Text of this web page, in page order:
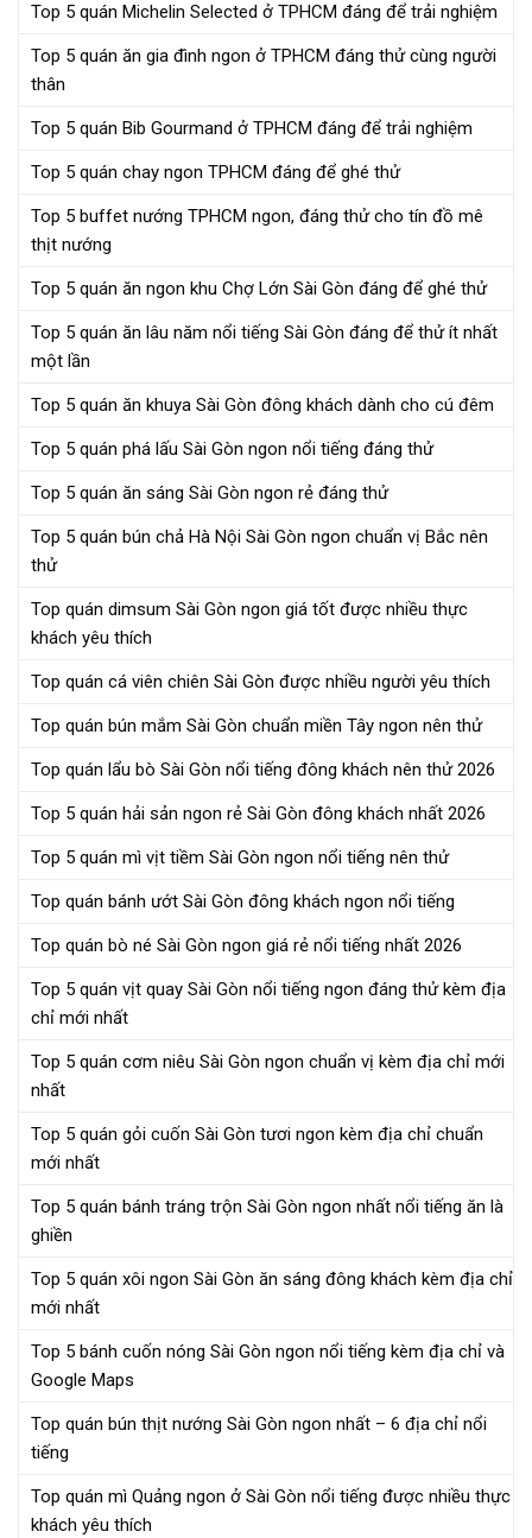
Top 5 quán Michelin Selected ở TPHCM đáng để trải nghiệm
Top 5 quán ăn gia đình ngon ở TPHCM đáng thử cùng người
thân
Top 5 quán Bib Gourmand ở TPHCM đáng để trải nghiệm
Top 5 quán chay ngon TPHCM đáng để ghé thử
Top 5 buffet nướng TPHCM ngon, đáng thử cho tín đồ mê
thịt nướng
Top 5 quán ăn ngon khu Chợ Lớn Sài Gòn đáng để ghé thử
Top 5 quán ăn lâu năm nổi tiếng Sài Gòn đáng để thử ít nhất
một lần
Top 5 quán ăn khuya Sài Gòn đông khách dành cho cú đêm
Top 5 quán phá lấu Sài Gòn ngon nổi tiếng đáng thử
Top 5 quán ăn sáng Sài Gòn ngon rẻ đáng thử
Top 5 quán bún chả Hà Nội Sài Gòn ngon chuẩn vị Bắc nên
thử
Top quán dimsum Sài Gòn ngon giá tốt được nhiều thực
khách yêu thích
Top quán cá viên chiên Sài Gòn được nhiều người yêu thích
Top quán bún mắm Sài Gòn chuẩn miền Tây ngon nên thử
Top quán lẩu bò Sài Gòn nổi tiếng đông khách nên thử 2026
Top 5 quán hải sản ngon rẻ Sài Gòn đông khách nhất 2026
Top 5 quán mì vịt tiềm Sài Gòn ngon nổi tiếng nên thử
Top quán bánh ướt Sài Gòn đông khách ngon nổi tiếng
Top quán bò né Sài Gòn ngon giá rẻ nổi tiếng nhất 2026
Top 5 quán vịt quay Sài Gòn nổi tiếng ngon đáng thử kèm địa
chỉ mới nhất
Top 5 quán cơm niêu Sài Gòn ngon chuẩn vị kèm địa chỉ mới
nhất
Top 5 quán gỏi cuốn Sài Gòn tươi ngon kèm địa chỉ chuẩn
mới nhất
Top 5 quán bánh tráng trộn Sài Gòn ngon nhất nổi tiếng ăn là
ghiền
Top 5 quán xôi ngon Sài Gòn ăn sáng đông khách kèm địa chỉ
mới nhất
Top 5 bánh cuốn nóng Sài Gòn ngon nổi tiếng kèm địa chỉ và
Google Maps
Top quán bún thịt nướng Sài Gòn ngon nhất – 6 địa chỉ nổi
tiếng
Top quán mì Quảng ngon ở Sài Gòn nổi tiếng được nhiều thực
khách yêu thích